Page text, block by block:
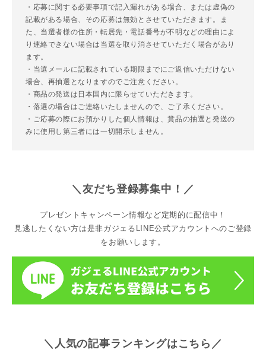
・応募に関する必要事項で記入漏れがある場合、または虚偽の
記載がある場合、その応募は無効とさせていただきます。ま
た、当選者様の住所・転居先・電話番号が不明などの理由によ
り連絡できない場合は当選を取り消させていただく場合があり
ます。
・当選メールに記載されている期限までにご返信いただけない
場合、再抽選となりますのでご注意ください。
・商品の発送は日本国内に限らせていただきます。
・落選の場合はご連絡いたしませんので、ご了承ください。
・ご応募の際にお預かりした個人情報は、賞品の抽選と発送の
みに使用し第三者には一切開示しません。
＼友だち登録募集中！／
プレゼントキャンペーン情報など定期的に配信中！
見逃したくない方は是非ガジェるLINE公式アカウントへのご登録
をお願いします。
＼人気の記事ランキングはこちら／